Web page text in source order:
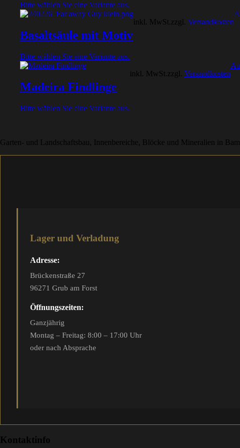
Bitte wählen Sie eine Variante aus.
Basaltsäule mit Motiv
Bitte wählen Sie eine Variante aus.
inkl. MwSt. zzgl. Versandkosten
Madeira Findlinge
Bitte wählen Sie eine Variante aus.
inkl. MwSt. zzgl. Versandkosten
Garten- und Landschaftsbau, Innenbereiche, Blöcke und Mineralien in
Lager und Verladung
Adresse:
Brückenstraße 27
96271 Grub am Forst
Öffnungszeiten:
Ganzjährig
Montag – Freitag: 8:00 – 17:00 Uhr
oder nach Absprache
Kontaktinfo